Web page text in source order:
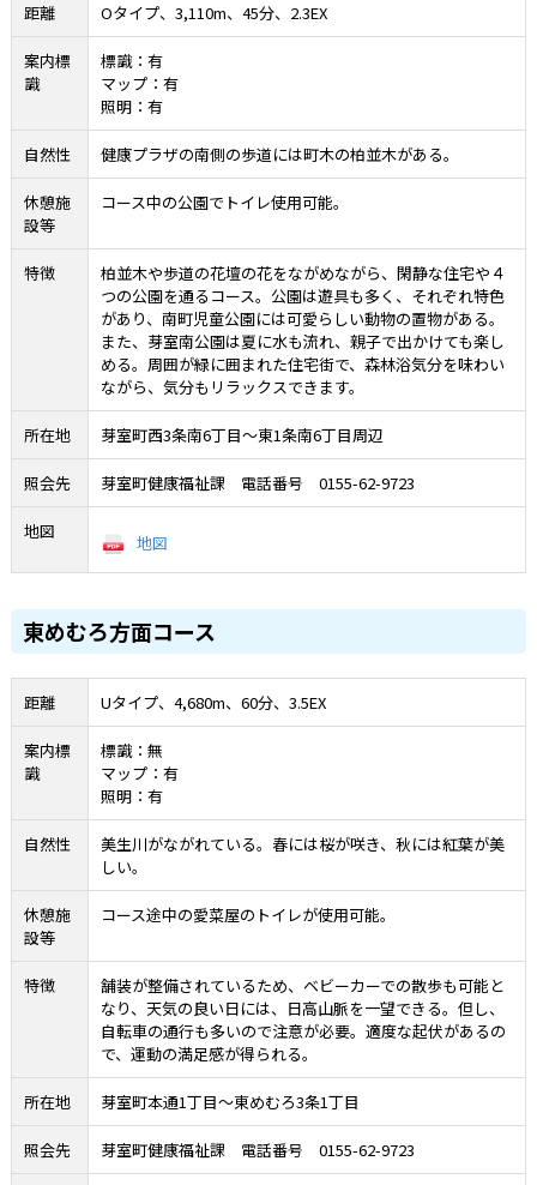
距離 Oタイプ、3,110m、45分、2.3EX
案内標
識
標識：有
マップ：有
照明：有
自然性 健康プラザの南側の歩道には町木の柏並木がある。
休憩施
設等
コース中の公園でトイレ使用可能。
特徴
柏並木や歩道の花壇の花をながめながら、閑静な住宅や４
つの公園を通るコース。公園は遊具も多く、それぞれ特色
があり、南町児童公園には可愛らしい動物の置物がある。
また、芽室南公園は夏に水も流れ、親子で出かけても楽し
める。周囲が緑に囲まれた住宅街で、森林浴気分を味わい
ながら、気分もリラックスできます。
所在地 芽室町西3条南6丁目～東1条南6丁目周辺
照会先 芽室町健康福祉課 電話番号 0155-62-9723
地図
地図
東めむろ方面コース
距離 Uタイプ、4,680m、60分、3.5EX
案内標
識
標識：無
マップ：有
照明：有
自然性
美生川がながれている。春には桜が咲き、秋には紅葉が美
しい。
休憩施
設等
コース途中の愛菜屋のトイレが使用可能。
特徴
舗装が整備されているため、ベビーカーでの散歩も可能と
なり、天気の良い日には、日高山脈を一望できる。但し、
自転車の通行も多いので注意が必要。適度な起伏があるの
で、運動の満足感が得られる。
所在地 芽室町本通1丁目～東めむろ3条1丁目
照会先 芽室町健康福祉課 電話番号 0155-62-9723